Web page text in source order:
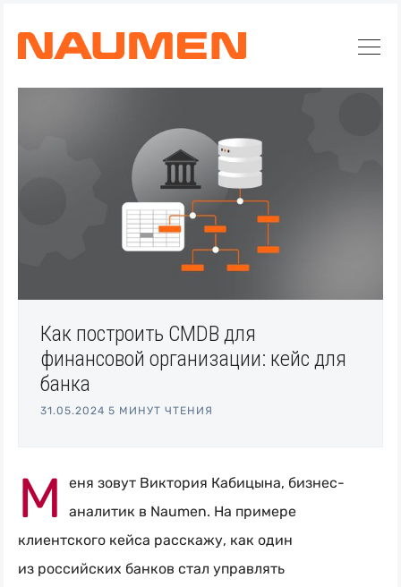
Искать
Naumen:
мониторинг
и
автоматизация
Как построить CMDB для
финансовой организации: кейс для
банка
31.05.2024 5 МИНУТ ЧТЕНИЯ
М
еня зовут Виктория Кабицына, бизнес-
аналитик в Naumen. На примере
клиентского кейса расскажу, как один
из российских банков стал управлять